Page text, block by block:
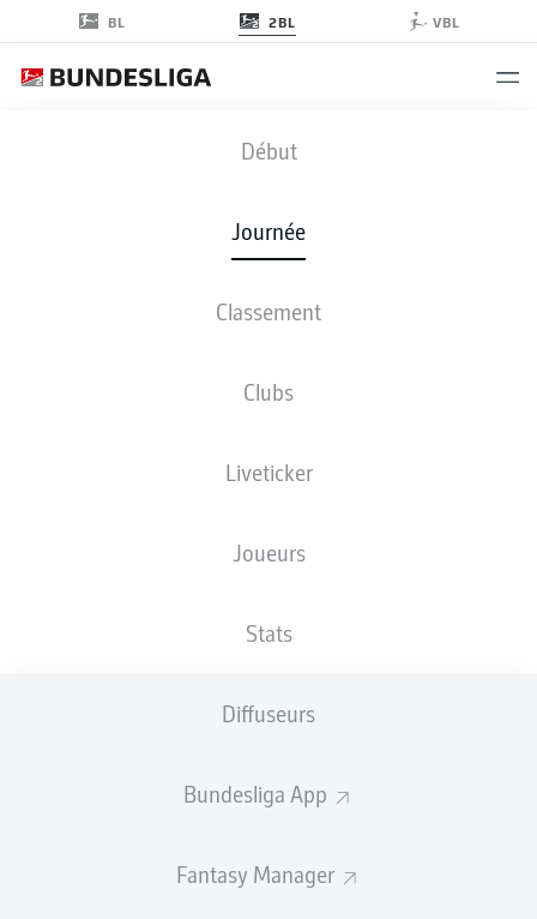
BL 2BL VBL
Début
Journée
Classement
Clubs
Liveticker
Joueurs
Stats
Diffuseurs
Bundesliga App
Fantasy Manager
STP - FCK
COMPOSITIONS STATISTIQUES
Les compositions seront annoncées